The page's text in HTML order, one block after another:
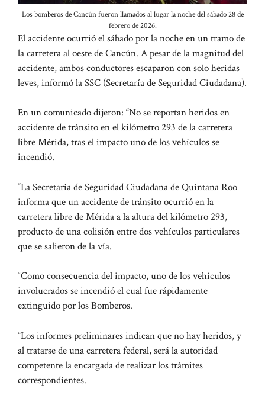
Los bomberos de Cancún fueron llamados al lugar la noche del sábado 28 de
febrero de 2026.
El accidente ocurrió el sábado por la noche en un tramo de
la carretera al oeste de Cancún. A pesar de la magnitud del
accidente, ambos conductores escaparon con solo heridas
leves, informó la SSC (Secretaría de Seguridad Ciudadana).
En un comunicado dijeron: “No se reportan heridos en
accidente de tránsito en el kilómetro 293 de la carretera
libre Mérida, tras el impacto uno de los vehículos se
incendió.
“La Secretaría de Seguridad Ciudadana de Quintana Roo
informa que un accidente de tránsito ocurrió en la
carretera libre de Mérida a la altura del kilómetro 293,
producto de una colisión entre dos vehículos particulares
que se salieron de la vía.
“Como consecuencia del impacto, uno de los vehículos
involucrados se incendió el cual fue rápidamente
extinguido por los Bomberos.
“Los informes preliminares indican que no hay heridos, y
al tratarse de una carretera federal, será la autoridad
competente la encargada de realizar los trámites
correspondientes.